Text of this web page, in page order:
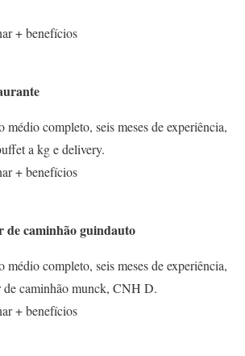
+ benefícios
médio completo, seis meses de experiência,
a kg e delivery.
+ benefícios
caminhão guindauto
médio completo, seis meses de experiência,
de caminhão munck, CNH D.
+ benefícios